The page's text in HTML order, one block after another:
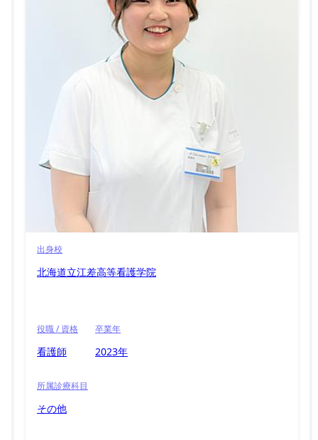
出身校
北海道立江差高等看護学院
役職 / 資格
看護師
卒業年
2023年
所属診療科目
その他